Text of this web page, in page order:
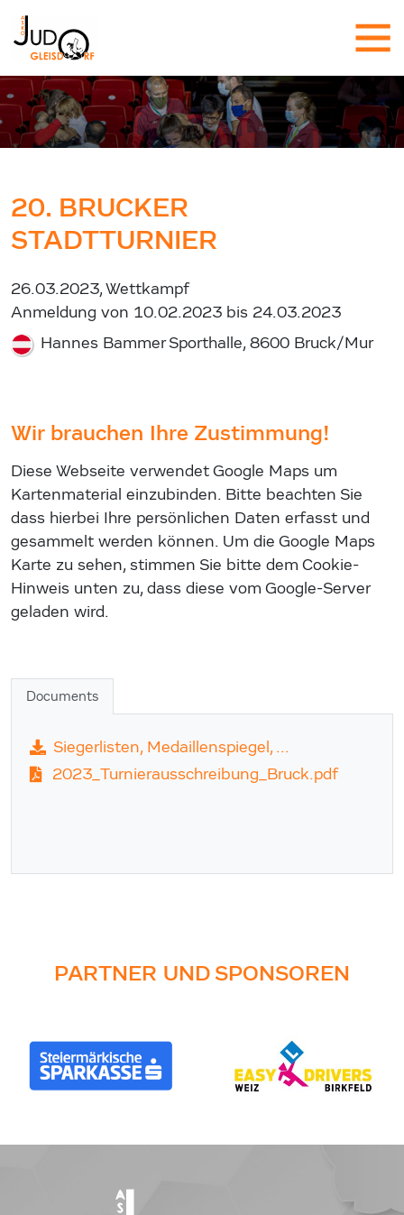
20. BRUCKER
STADTTURNIER
26.03.2023, Wettkampf
Anmeldung von 10.02.2023 bis 24.03.2023
Hannes Bammer Sporthalle, 8600 Bruck/Mur
Wir brauchen Ihre Zustimmung!
Diese Webseite verwendet Google Maps um
Kartenmaterial einzubinden. Bitte beachten Sie
dass hierbei Ihre persönlichen Daten erfasst und
gesammelt werden können. Um die Google Maps
Karte zu sehen, stimmen Sie bitte dem Cookie-
Hinweis unten zu, dass diese vom Google-Server
geladen wird.
Documents
Siegerlisten, Medaillenspiegel, ...
2023_Turnierausschreibung_Bruck.pdf
PARTNER UND SPONSOREN